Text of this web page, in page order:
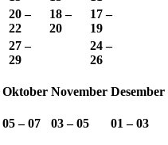
20 –
22
18 –
20
17 –
19
27 –
29
24 –
26
Oktober November Desember
05 – 07 03 – 05 01 – 03